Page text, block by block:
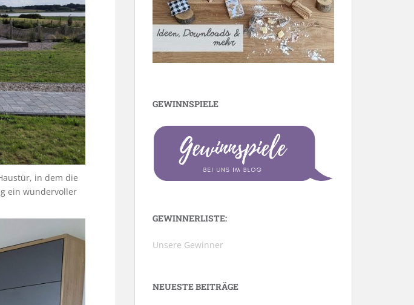
in dem die
ein wundervoller
GEWINNSPIELE
GEWINNERLISTE:
Unsere Gewinner
NEUESTE BEITRÄGE